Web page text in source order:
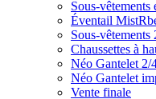
Sous-
Éventail
Sous-vêtements
Chaussettes à
Néo Gantelet 2/
Néo Gantelet
Vente finale